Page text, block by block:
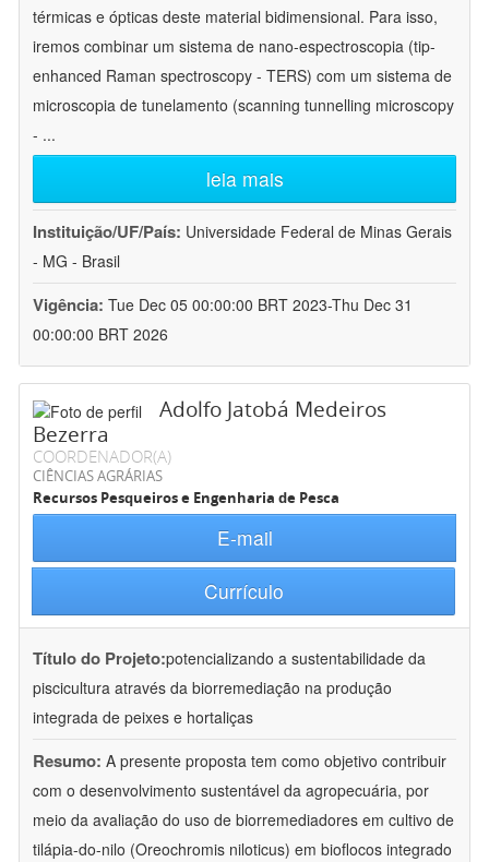
térmicas e ópticas deste material bidimensional. Para isso,
iremos combinar um sistema de nano-espectroscopia (tip-
enhanced Raman spectroscopy - TERS) com um sistema de
microscopia de tunelamento (scanning tunnelling microscopy
- ...
leia mais
Instituição/UF/País: Universidade Federal de Minas Gerais
- MG - Brasil
Vigência: Tue Dec 05 00:00:00 BRT 2023-Thu Dec 31
00:00:00 BRT 2026
Adolfo Jatobá Medeiros
Bezerra
COORDENADOR(A)
CIÊNCIAS AGRÁRIAS
Recursos Pesqueiros e Engenharia de Pesca
E-mail
Currículo
Título do Projeto:potencializando a sustentabilidade da
piscicultura através da biorremediação na produção
integrada de peixes e hortaliças
Resumo: A presente proposta tem como objetivo contribuir
com o desenvolvimento sustentável da agropecuária, por
meio da avaliação do uso de biorremediadores em cultivo de
tilápia-do-nilo (Oreochromis niloticus) em bioflocos integrado